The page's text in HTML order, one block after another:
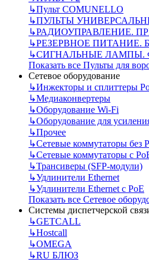
↳Пульт СOMUNELLO
↳ПУЛЬТЫ
↳РАДИОУПРАВЛЕНИЕ.
↳РЕЗЕРВНОЕ ПИТАНИЕ.
↳СИГНАЛЬНЫЕ ЛАМПЫ.
Показать все Пульты для
Сетевое оборудование
↳Инжекторы и сплиттеры
↳Медиаконвертеры
↳Оборудование Wi-Fi
↳Оборудование для
↳Прочее
↳Сетевые коммутаторы без
↳Сетевые коммутаторы с
↳Трансиверы (SFP-модули)
↳Удлинители Ethernet
↳Удлинители Ethernet с PoE
Показать все Сетевое
Системы диспетчерской
↳GETCALL
↳Hostcall
↳OMEGA
↳RU БЛЮЗ